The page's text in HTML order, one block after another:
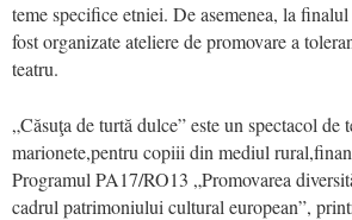
teme specifice etniei. De asemenea, la
fost organizate ateliere de promovare a
teatru.
„Căsuţa de turtă dulce” este un spectacol de
marionete,pentru copiii din mediul
Programul PA17/RO13 „Promovarea
cadrul patrimoniului cultural european”,